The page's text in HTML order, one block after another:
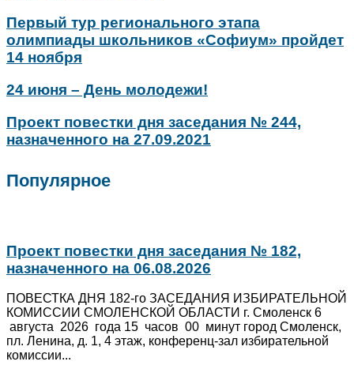
Первый тур регионального этапа
олимпиады школьников «Софиум» пройдет
14 ноября
24 июня – День молодежи!
Проект повестки дня заседания № 244,
назначенного на 27.09.2021
Популярное
Проект повестки дня заседания № 182,
назначенного на 06.08.2026
ПОВЕСТКА ДНЯ 182-го ЗАСЕДАНИЯ ИЗБИРАТЕЛЬНОЙ
КОМИССИИ СМОЛЕНСКОЙ ОБЛАСТИ г. Смоленск 6
августа 2026 года 15 часов 00 минут город Смоленск,
пл. Ленина, д. 1, 4 этаж, конференц-зал избирательной
комиссии...